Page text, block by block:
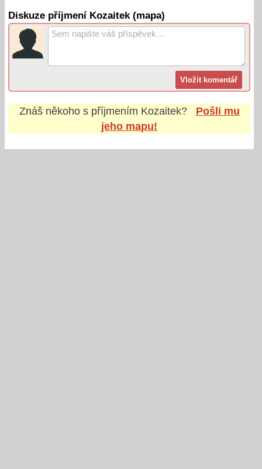
Diskuze příjmení Kozaitek (mapa)
Znáš někoho s příjmením Kozaitek?
Pošli mu
jeho mapu!